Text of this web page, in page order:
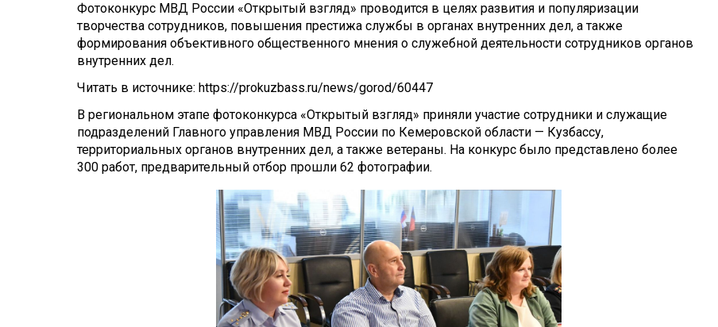
Фотоконкурс МВД России «Открытый взгляд» проводится в целях развития и популяризации
творчества сотрудников, повышения престижа службы в органах внутренних дел, а также
формирования объективного общественного мнения о служебной деятельности сотрудников органов
внутренних дел.
Читать в источнике: https://prokuzbass.ru/news/gorod/60447
В региональном этапе фотоконкурса «Открытый взгляд» приняли участие сотрудники и служащие
подразделений Главного управления МВД России по Кемеровской области — Кузбассу,
территориальных органов внутренних дел, а также ветераны. На конкурс было представлено более
300 работ, предварительный отбор прошли 62 фотографии.